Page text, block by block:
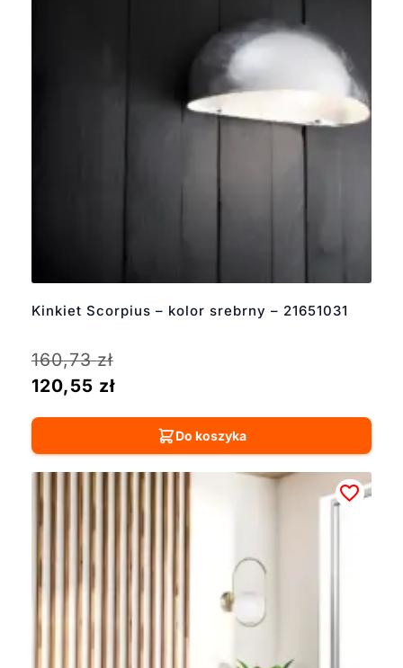
Kinkiet Scorpius – kolor srebrny – 21651031
160,73zł
120,55 zł
Do koszyka